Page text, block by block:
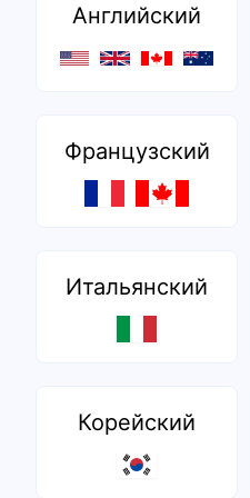
Английский
Французский
Итальянский
Корейский